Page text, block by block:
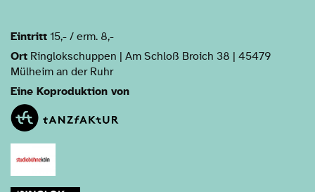
Eintritt 15,- / erm. 8,-
Ort Ringlokschuppen | Am Schloß Broich 38 | 45479
Mülheim an der Ruhr
Eine Koproduktion von